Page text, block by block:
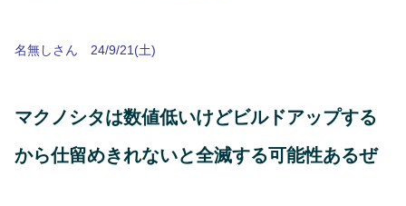
名無しさん 24/9/21(土)
マクノシタは数値低いけどビルドアップする
から仕留めきれないと全滅する可能性あるぜ